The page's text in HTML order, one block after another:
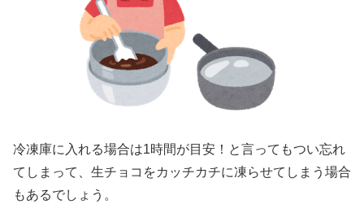
冷凍庫に入れる場合は1時間が目安！と言ってもつい忘れ
てしまって、生チョコをカッチカチに凍らせてしまう場合
もあるでしょう。